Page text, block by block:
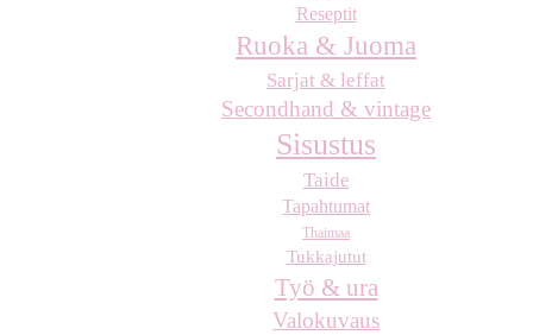
Reseptit
Ruoka & Juoma
Sarjat & leffat
Secondhand & vintage
Sisustus
Taide
Tapahtumat
Thaimaa
Tukkajutut
Työ & ura
Valokuvaus